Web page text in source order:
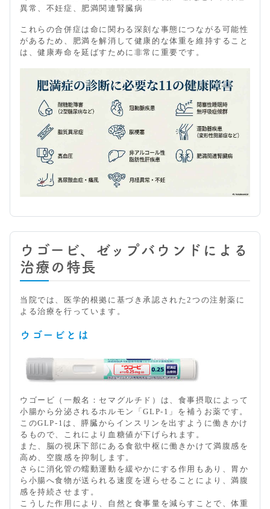
異常、不妊症、肥満関連腎臓病
これらの合併症は命に関わる深刻な事態につながる可能性
があるため、肥満を解消して健康的な体重を維持すること
は、健康寿命を延ばすために非常に重要です。
ウゴービ、ゼップバウンドによる
治療の特長
当院では、医学的根拠に基づき承認された2つの注射薬に
よる治療を行っています。
ウゴービとは
ウゴービ（一般名：セマグルチド）は、食事摂取によって
小腸から分泌されるホルモン「GLP-1」を補うお薬です。
このGLP-1は、膵臓からインスリンを出すように働きかけ
るもので、これにより血糖値が下げられます。
また、脳の視床下部にある食欲中枢に働きかけて満腹感を
高め、空腹感を抑制します。
さらに消化管の蠕動運動を緩やかにする作用もあり、胃か
ら小腸へ食物が送られる速度を遅らせることにより、満腹
感を持続させます。
こうした作用により、自然と食事量を減らすことで、体重